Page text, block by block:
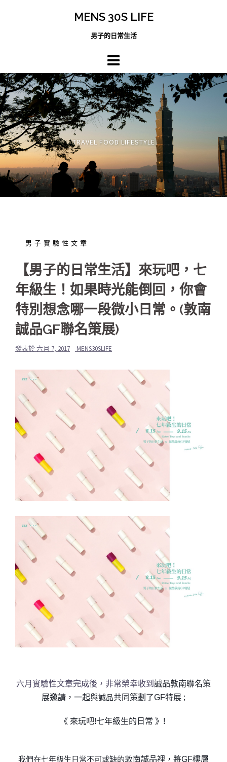
MENS 30S LIFE
男子的日常生活
TRAVEL FOOD LIFESTYLE
男子實驗性文章
【男子的日常生活】來玩吧，七
年級生！如果時光能倒回，你會
特別想念哪一段微小日常。(敦南
誠品GF聯名策展)
發表於六月 7, 2017 MENS30SLIFE
六月實驗性文章完成後，非常榮幸收到誠品敦南聯名策
展邀請，一起與誠品共同策劃了GF特展 ;
《 來玩吧!七年級生的日常 》!
我們在七年級生日常不可或缺的敦南誠品裡，將GF樓層